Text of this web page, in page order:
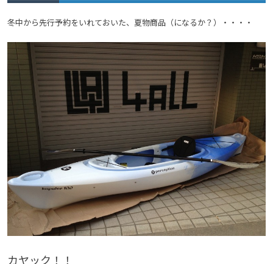
冬中から先行予約をいれておいた、夏物商品（になるか？）・・・・
カヤック！！